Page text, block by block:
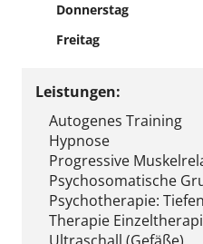
Donnerstag
Freitag
Leistungen:
Autogenes Training
Hypnose
Progressive
Psychosomatische
Psychotherapie:
Therapie